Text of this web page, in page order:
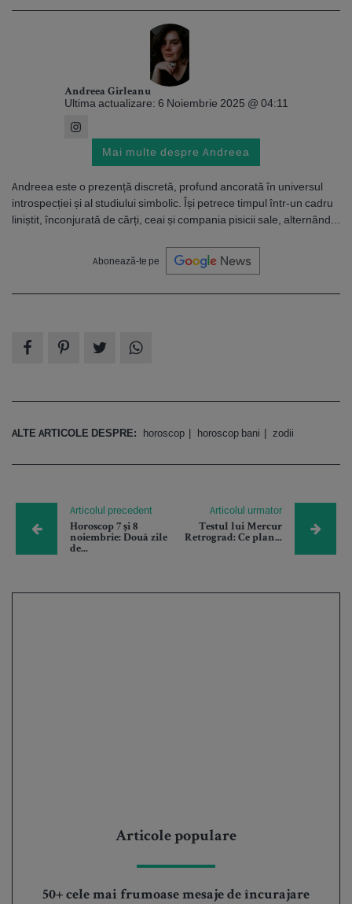
Andreea Girleanu
Ultima actualizare: 6 Noiembrie 2025 @ 04:11
Mai multe despre Andreea
Andreea este o prezență discretă, profund ancorată în universul
introspecției și al studiului simbolic. Își petrece timpul într-un cadru
liniștit, înconjurată de cărți, ceai și compania pisicii sale, alternând...
Abonează-te pe
ALTE ARTICOLE DESPRE: horoscop horoscop bani zodii
Articolul precedent
Horoscop 7 și 8
noiembrie: Două zile
de...
Articolul urmator
Testul lui Mercur
Retrograd: Ce plan...
Articole populare
50+ cele mai frumoase mesaje de încurajare